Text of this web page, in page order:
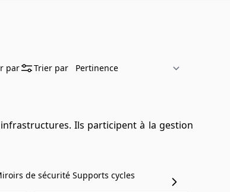
Trier par
par
Ils participent à la gestion
de sécurité Supports cycles